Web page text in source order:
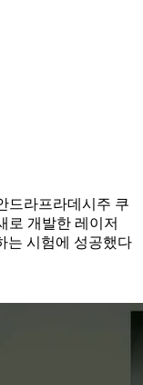
드라프라데시주 쿠
로 개발한 레이저
는 시험에 성공했다